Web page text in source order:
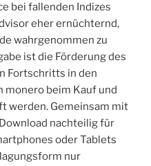
bei fallenden Indizes
eher ernüchternd,
wahrgenommen zu
ist die Förderung des
Fortschritts in den
monero beim Kauf und
werden. Gemeinsam mit
nachteilig für
oder Tablets
nur